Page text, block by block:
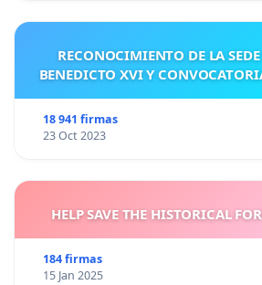
RECONOCIMIENTO DE LA
BENEDICTO XVI Y
18 941 firmas
23 Oct 2023
HELP SAVE THE HISTORICAL
184 firmas
15 Jan 2025